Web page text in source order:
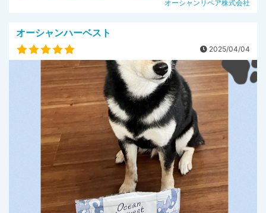
オーシャンリペア株式会社
オーシャンハーベスト
2025/04/04